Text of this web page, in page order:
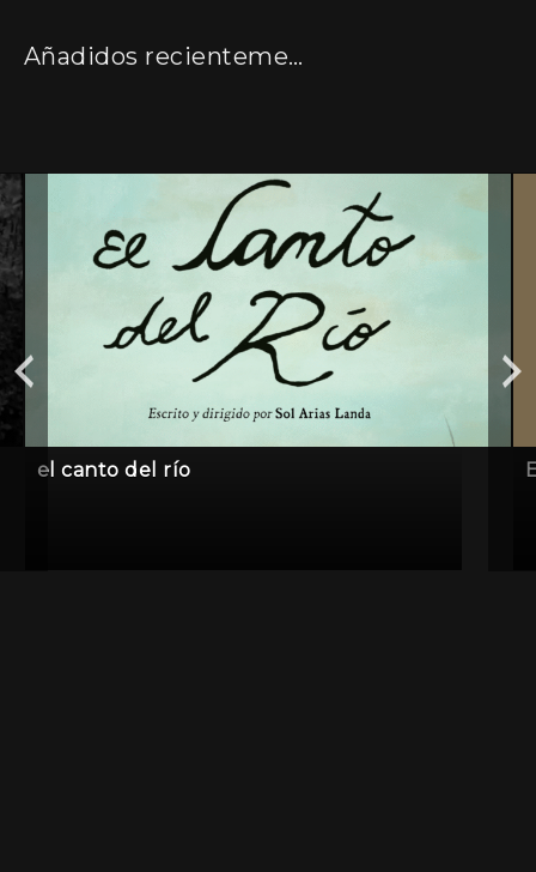
Añadidos recientemente
el canto del río